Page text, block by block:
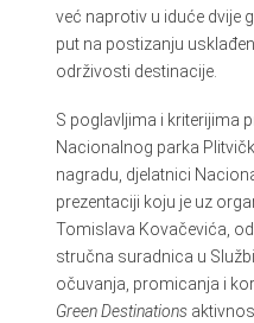
već naprotiv u iduće dvije
put na postizanju
održivosti destinacije.
S poglavljima i kriterijima
Nacionalnog parka
nagradu, djelatnici
prezentaciji koju je uz
Tomislava Kovačevića,
stručna suradnica u
očuvanja, promicanja i
Green Destinations